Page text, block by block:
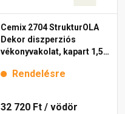
Cemix 2704 StrukturOLA
Dekor diszperziós
vékonyvakolat, kapart 1,5
Rendelésre
32 720 Ft / vödör